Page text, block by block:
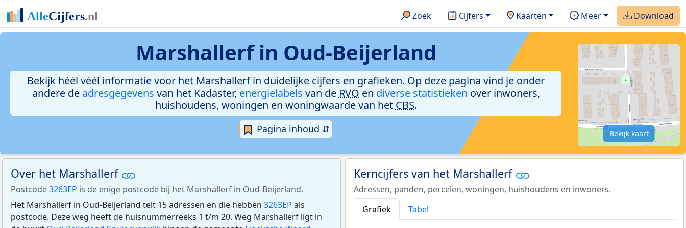
Zoek Cijfers Kaarten Meer Download
Marshallerf in Oud-Beijerland
Bekijk héél véél informatie voor het Marshallerf in duidelijke cijfers en grafieken. Op deze pagina vind je onder
andere de adresgegevens van het Kadaster, energielabels van de RVO en diverse statistieken over inwoners,
huishoudens, woningen en woningwaarde van het CBS.
Pagina inhoud ⇵ Bekijk kaart
Over het Marshallerf
Postcode3263EP is de enige postcode bij het Marshallerf in Oud-Beijerland.
Het Marshallerf in Oud-Beijerland telt 15 adressen en die hebben 3263EP als
postcode. Deze weg heeft de huisnummerreeks 1 t/m 20. Weg Marshallerf ligt in
Kerncijfers van het Marshallerf
Adressen, panden, percelen, woningen, huishoudens en inwoners.
Grafiek
Tabel